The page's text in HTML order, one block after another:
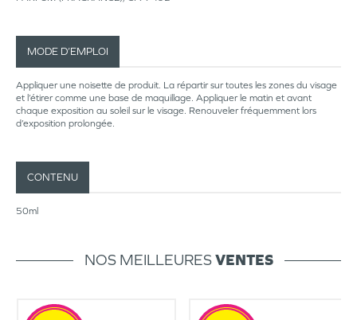
MODE D’EMPLOI
Appliquer une noisette de produit. La répartir sur toutes les zones du visage
et l’étirer comme une base de maquillage. Appliquer le matin et avant
chaque exposition au soleil sur le visage. Renouveler fréquemment lors
d’exposition prolongée.
CONTENU
50ml
NOS MEILLEURESVENTES